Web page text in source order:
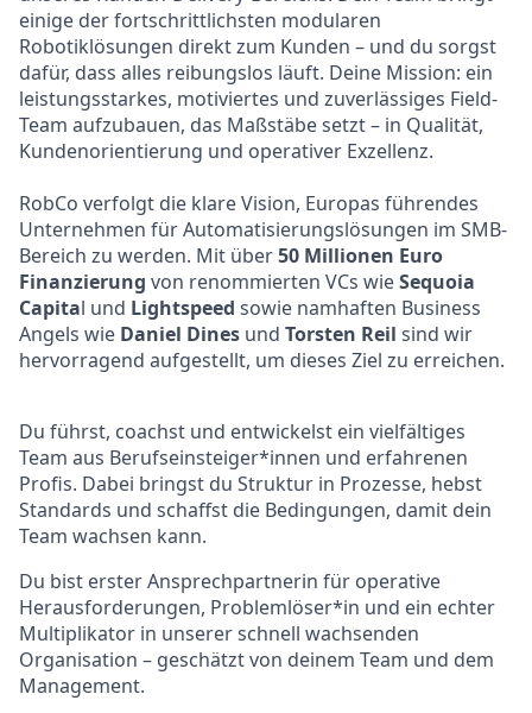
einige der fortschrittlichsten modularen
Robotiklösungen direkt zum Kunden – und du sorgst
dafür, dass alles reibungslos läuft. Deine Mission: ein
leistungsstarkes, motiviertes und zuverlässiges Field-
Team aufzubauen, das Maßstäbe setzt – in Qualität,
Kundenorientierung und operativer Exzellenz.
RobCo verfolgt die klare Vision, Europas führendes
Unternehmen für Automatisierungslösungen im SMB-
Bereich zu werden. Mit über50 Millionen Euro
Finanzierung von renommierten VCs wieSequoia
Capital und Lightspeed sowie namhaften Business
Angels wie Daniel Dines und Torsten Reil sind wir
hervorragend aufgestellt, um dieses Ziel zu erreichen.
Du führst, coachst und entwickelst ein vielfältiges
Team aus Berufseinsteiger*innen und erfahrenen
Profis. Dabei bringst du Struktur in Prozesse, hebst
Standards und schaffst die Bedingungen, damit dein
Team wachsen kann.
Du bist erster Ansprechpartnerin für operative
Herausforderungen, Problemlöser*in und ein echter
Multiplikator in unserer schnell wachsenden
Organisation – geschätzt von deinem Team und dem
Management.